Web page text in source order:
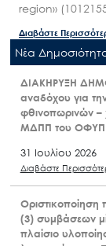
region»
Διαβάστε
Nέα
ΔΙΑΚΗΡΥΞΗ
αναδόχου για
φθινοπωρινών –
ΜΔΠΠ του
31 Ιουλίου 2026
Διαβάστε
Οριστικοποίηση
(3) συμβάσεων
πλαίσιο